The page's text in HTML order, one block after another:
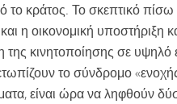
κράτος. Το σκεπτικό
η οικονομική υποστήριξη
κινητοποίησης σε
το σύνδρομο
είναι ώρα να ληφθούν